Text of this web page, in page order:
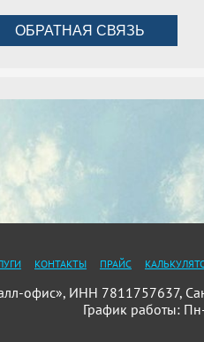
ОБРАТНАЯ СВЯЗЬ
КОНТАКТЫ ПРАЙС
офис», ИНН 7811757637,
График работы: